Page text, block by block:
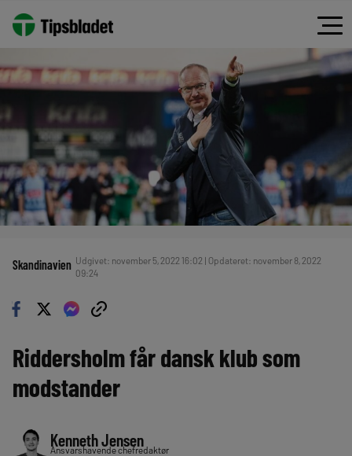
Skandinavien Udgivet: november 5, 2022 16:02 | Opdateret: november 8, 2022
09:24
Riddersholm får dansk klub som
modstander
Kenneth Jensen
Ansvarshavende chefredaktør